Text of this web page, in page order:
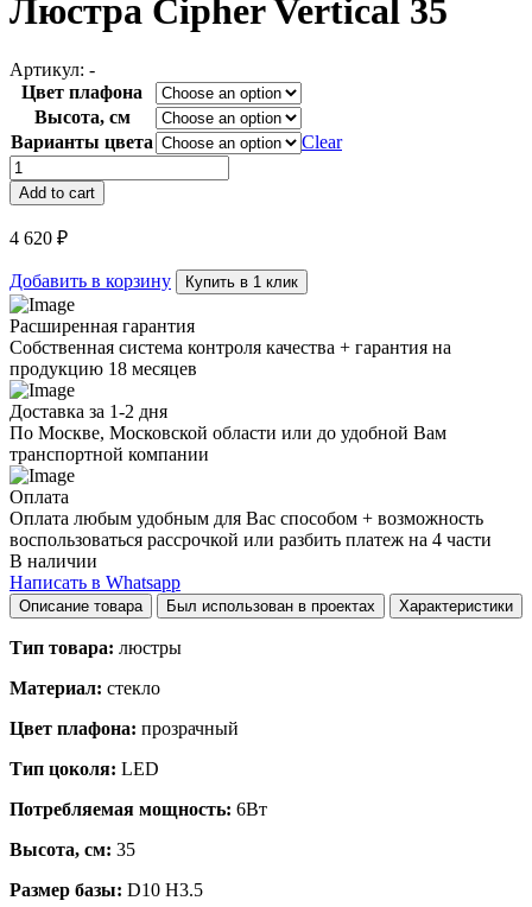
Люстра Cipher Vertical 35
Артикул: -
Цвет плафона
Высота, см
Варианты цвета
Clear
Люстра
Cipher
Vertical
35
quantity
Add to cart
4 620 ₽
Добавить в корзину Купить в 1 клик
Расширенная гарантия
Собственная система контроля качества + гарантия на
продукцию 18 месяцев
Доставка за 1-2 дня
По Москве, Московской области или до удобной Вам
транспортной компании
Оплата
Оплата любым удобным для Вас способом + возможность
воспользоваться рассрочкой или разбить платеж на 4 части
В наличии
Написать в Whatsapp
Описание товара Был использован в проектах Характеристики
Тип товара: люстры
Материал: стекло
Цвет плафона: прозрачный
Тип цоколя: LED
Потребляемая мощность: 6Вт
Высота, см: 35
Размер базы: D10 H3.5